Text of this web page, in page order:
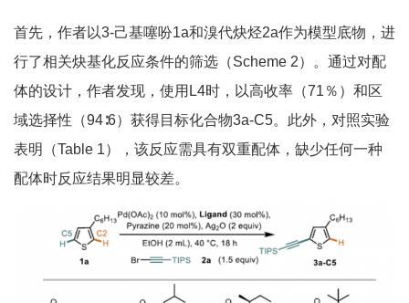
首先，作者以3-己基噻吩1a和溴代炔烃2a作为模型底物，进
行了相关炔基化反应条件的筛选（Scheme 2）。通过对配
体的设计，作者发现，使用L4时，以高收率（71％）和区
域选择性（94∶6）获得目标化合物3a-C5。此外，对照实验
表明（Table 1），该反应需具有双重配体，缺少任何一种
配体时反应结果明显较差。